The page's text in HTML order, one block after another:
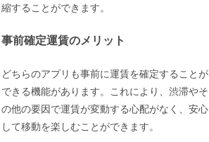
縮することができます。
事前確定運賃のメリット
どちらのアプリも事前に運賃を確定することが
できる機能があります。これにより、渋滞やそ
の他の要因で運賃が変動する心配がなく、安心
して移動を楽しむことができます。